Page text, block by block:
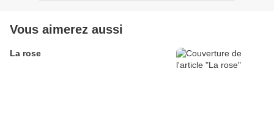
Vous aimerez aussi
La rose